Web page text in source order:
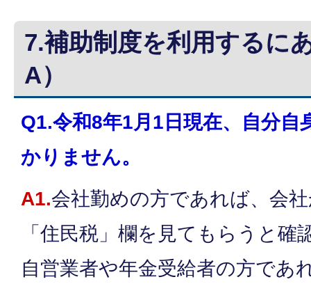
7.補助制度を利用するに
A）
Q1.令和8年1月1日現在、自分自
かりません。
A1.会社勤めの方であれば、会
「住民税」欄を見てもらうと
自営業者や年金受給者の方であ